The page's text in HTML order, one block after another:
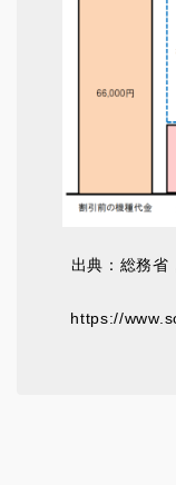
出典：総務省
https://